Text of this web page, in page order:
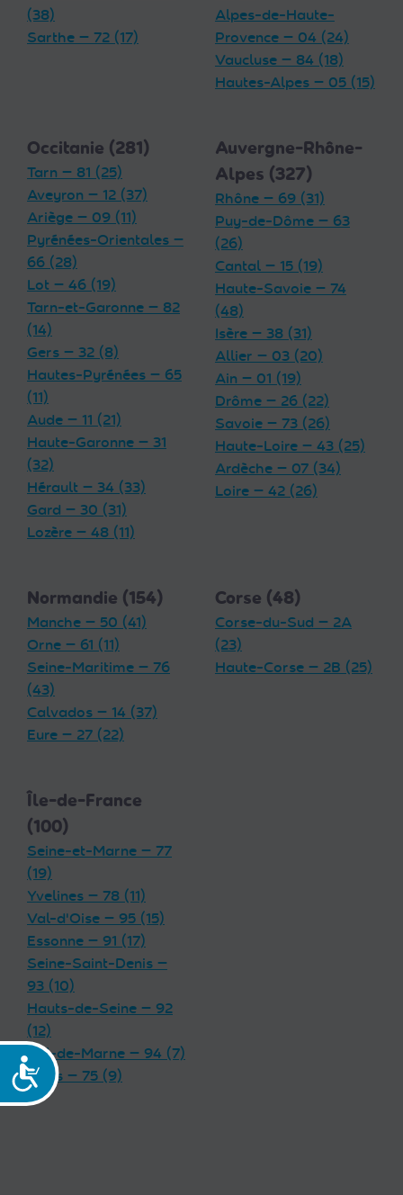
Accessibilité
(38)
Sarthe — 72 (17)
Alpes-de-Haute-
Provence — 04 (24)
Vaucluse — 84 (18)
Hautes-Alpes — 05 (15)
Occitanie (281)
Tarn — 81 (25)
Aveyron — 12 (37)
Ariège — 09 (11)
Pyrénées-Orientales —
66 (28)
Lot — 46 (19)
Tarn-et-Garonne — 82
(14)
Gers — 32 (8)
Hautes-Pyrénées — 65
(11)
Aude — 11 (21)
Haute-Garonne — 31
(32)
Hérault — 34 (33)
Gard — 30 (31)
Lozère — 48 (11)
Auvergne-Rhône-
Alpes (327)
Rhône — 69 (31)
Puy-de-Dôme — 63
(26)
Cantal — 15 (19)
Haute-Savoie — 74
(48)
Isère — 38 (31)
Allier — 03 (20)
Ain — 01 (19)
Drôme — 26 (22)
Savoie — 73 (26)
Haute-Loire — 43 (25)
Ardèche — 07 (34)
Loire — 42 (26)
Normandie (154)
Manche — 50 (41)
Orne — 61 (11)
Seine-Maritime — 76
(43)
Calvados — 14 (37)
Eure — 27 (22)
Corse (48)
Corse-du-Sud — 2A
(23)
Haute-Corse — 2B (25)
Île-de-France
(100)
Seine-et-Marne — 77
(19)
Yvelines — 78 (11)
Val-d'Oise — 95 (15)
Essonne — 91 (17)
Seine-Saint-Denis —
93 (10)
Hauts-de-Seine — 92
(12)
Val-de-Marne — 94 (7)
Paris — 75 (9)